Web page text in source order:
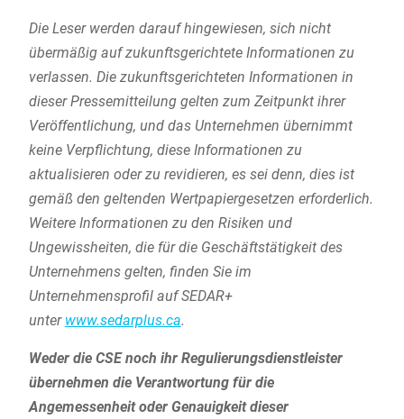
Die Leser werden darauf hingewiesen, sich nicht
übermäßig auf zukunftsgerichtete Informationen zu
verlassen. Die zukunftsgerichteten Informationen in
dieser Pressemitteilung gelten zum Zeitpunkt ihrer
Veröffentlichung, und das Unternehmen übernimmt
keine Verpflichtung, diese Informationen zu
aktualisieren oder zu revidieren, es sei denn, dies ist
gemäß den geltenden Wertpapiergesetzen erforderlich.
Weitere Informationen zu den Risiken und
Ungewissheiten, die für die Geschäftstätigkeit des
Unternehmens gelten, finden Sie im
Unternehmensprofil auf SEDAR+
unter www.sedarplus.ca.
Weder die CSE noch ihr Regulierungsdienstleister
übernehmen die Verantwortung für die
Angemessenheit oder Genauigkeit dieser